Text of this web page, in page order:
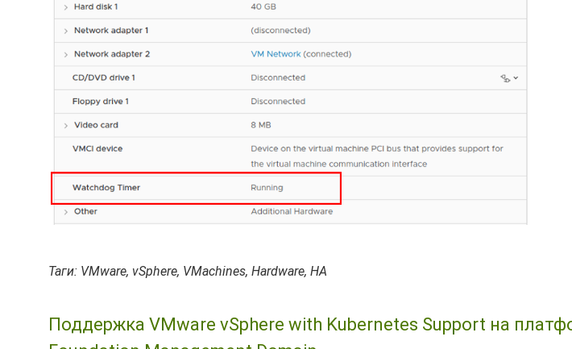
Таги: VMware, vSphere, VMachines, Hardware, HA
Поддержка VMware vSphere with Kubernetes Support на